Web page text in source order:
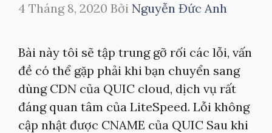
4 Tháng 8, 2020 Bởi Nguyễn Đức Anh
Bài này tôi sẽ tập trung gỡ rối các lỗi, vấn
đề có thể gặp phải khi bạn chuyển sang
dùng CDN của QUIC cloud, dịch vụ rất
đáng quan tâm của LiteSpeed. Lỗi không
cập nhật được CNAME của QUIC Sau khi